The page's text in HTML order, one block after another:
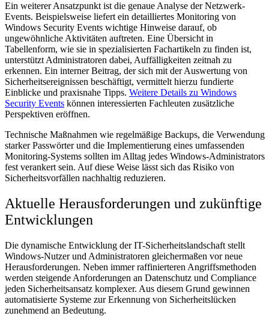
Ein weiterer Ansatzpunkt ist die genaue Analyse der Netzwerk-
Events. Beispielsweise liefert ein detailliertes Monitoring von
Windows Security Events wichtige Hinweise darauf, ob
ungewöhnliche Aktivitäten auftreten. Eine Übersicht in
Tabellenform, wie sie in spezialisierten Fachartikeln zu finden ist,
unterstützt Administratoren dabei, Auffälligkeiten zeitnah zu
erkennen. Ein interner Beitrag, der sich mit der Auswertung von
Sicherheitsereignissen beschäftigt, vermittelt hierzu fundierte
Einblicke und praxisnahe Tipps. Weitere Details zu Windows
Security Events können interessierten Fachleuten zusätzliche
Perspektiven eröffnen.
Technische Maßnahmen wie regelmäßige Backups, die Verwendung
starker Passwörter und die Implementierung eines umfassenden
Monitoring-Systems sollten im Alltag jedes Windows-Administrators
fest verankert sein. Auf diese Weise lässt sich das Risiko von
Sicherheitsvorfällen nachhaltig reduzieren.
Aktuelle Herausforderungen und zukünftige
Entwicklungen
Die dynamische Entwicklung der IT-Sicherheitslandschaft stellt
Windows-Nutzer und Administratoren gleichermaßen vor neue
Herausforderungen. Neben immer raffinierteren Angriffsmethoden
werden steigende Anforderungen an Datenschutz und Compliance
jeden Sicherheitsansatz komplexer. Aus diesem Grund gewinnen
automatisierte Systeme zur Erkennung von Sicherheitslücken
zunehmend an Bedeutung.